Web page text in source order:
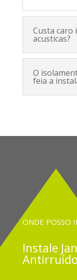
Custa caro
acusticas?
O
feia a
ONDE POSSO
Instale